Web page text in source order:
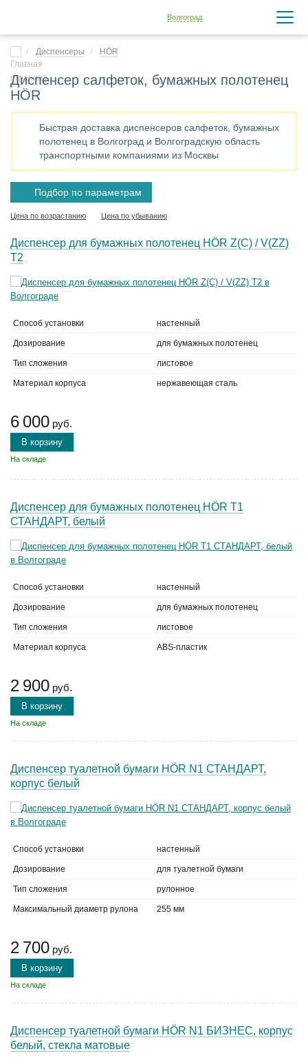
Волгоград
Диспенсеры HÖR
Диспенсер салфеток, бумажных полотенец
HÖR
Быстрая доставка диспенсеров салфеток, бумажных
полотенец в Волгоград и Волгоградскую область
транспортными компаниями из Москвы
Подбор по параметрам
Цена по возрастанию Цена по убыванию
Диспенсер для бумажных полотенец HÖR Z(C) / V(ZZ)
T2
Способ установки настенный
Дозирование для бумажных полотенец
Тип сложения листовое
Материал корпуса нержавеющая сталь
6 000 руб.
В корзину
На складе
Диспенсер для бумажных полотенец HÖR T1
СТАНДАРТ, белый
Способ установки настенный
Дозирование для бумажных полотенец
Тип сложения листовое
Материал корпуса ABS-пластик
2 900 руб.
В корзину
На складе
Диспенсер туалетной бумаги HÖR N1 СТАНДАРТ,
корпус белый
Способ установки настенный
Дозирование для туалетной бумаги
Тип сложения рулонное
Максимальный диаметр рулона 255 мм
2 700 руб.
В корзину
На складе
Диспенсер туалетной бумаги HÖR N1 БИЗНЕС, корпус
белый, стекла матовые